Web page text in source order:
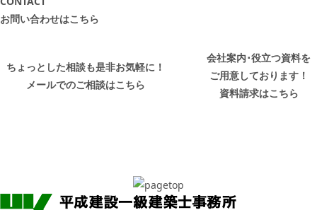
お問い合わせはこちら
ちょっとした相談も是非お気軽に！
メールでのご相談はこちら
会社案内･役立つ資料を
ご用意しております！
資料請求はこちら